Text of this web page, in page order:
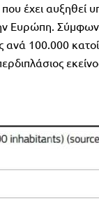
έχει
Ευρώπη.
ανά 100.000